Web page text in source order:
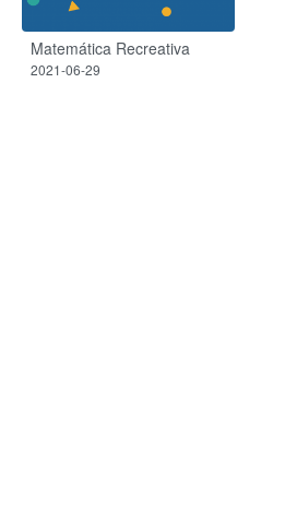
Matemática Recreativa
2021-06-29